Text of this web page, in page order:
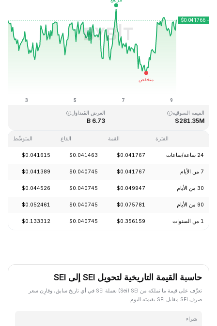
$0.040542
القيمة السوقية
$281.35M
العرض المُتداوَل
6.73 B
الفترة القمة القاع المتوسِّط
24 ساعة/ساعات $0.041767
$0.041463
$0.041615
7 من الأيام $0.041767
$0.040745
$0.041389
30 من الأيام $0.049947
$0.040745
$0.044526
90 من الأيام $0.075781
$0.040745
$0.052461
1 من السنوات $0.356159
$0.040745
$0.133312
حاسبة القيمة التاريخية لتحويل SEI إلى SEI
تعرَّف على قيمة ما تملكه من SEI ‏(Sei) بعملة SEI في أي تاريخ سابق، وقارِن سعر
صرف SEI مقابل SEI بقيمته اليوم.
شراء